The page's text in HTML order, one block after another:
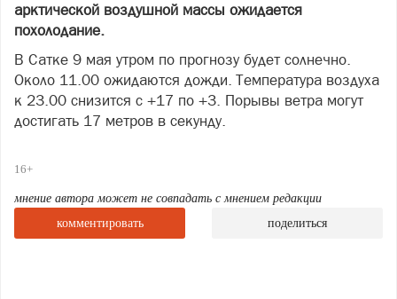
арктической воздушной массы ожидается
похолодание.
В Сатке 9 мая утром по прогнозу будет солнечно.
Около 11.00 ожидаются дожди. Температура воздуха
к 23.00 снизится с +17 по +3. Порывы ветра могут
достигать 17 метров в секунду.
16+
мнение автора может не совпадать с мнением редакции
комментировать
поделиться